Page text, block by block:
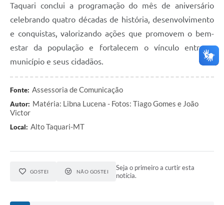
Taquari conclui a programação do mês de aniversário
celebrando quatro décadas de história, desenvolvimento
e conquistas, valorizando ações que promovem o bem-
estar da população e fortalecem o vínculo entre o
município e seus cidadãos.
Fonte: Assessoria de Comunicação
Autor: Matéria: Libna Lucena - Fotos: Tiago Gomes e João
Victor
Local: Alto Taquari-MT
GOSTEI NÃO GOSTEI
Seja o primeiro a curtir esta
notícia.